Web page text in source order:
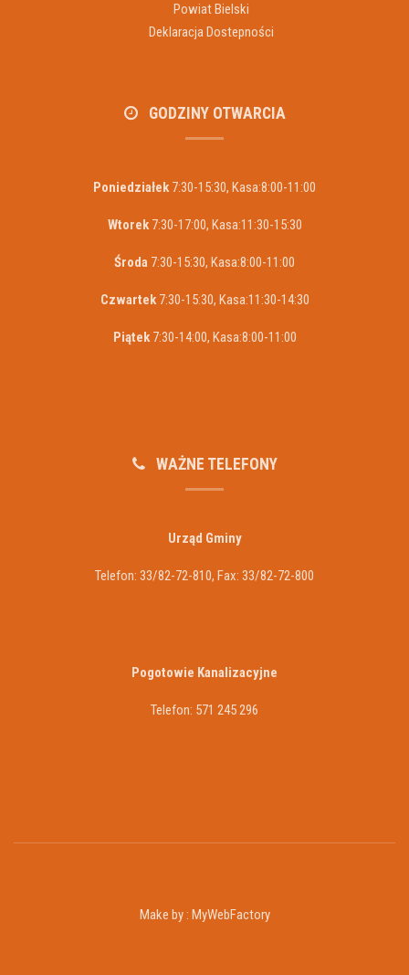
Powiat Bielski
Deklaracja Dostepności
GODZINY OTWARCIA
Poniedziałek7:30-15:30, Kasa:8:00-11:00
Wtorek7:30-17:00, Kasa:11:30-15:30
Środa 7:30-15:30, Kasa:8:00-11:00
Czwartek7:30-15:30, Kasa:11:30-14:30
Piątek7:30-14:00, Kasa:8:00-11:00
WAŻNE TELEFONY
Urząd Gminy
Telefon: 33/82-72-810, Fax: 33/82-72-800
Pogotowie Kanalizacyjne
Telefon: 571 245 296
Make by : MyWebFactory